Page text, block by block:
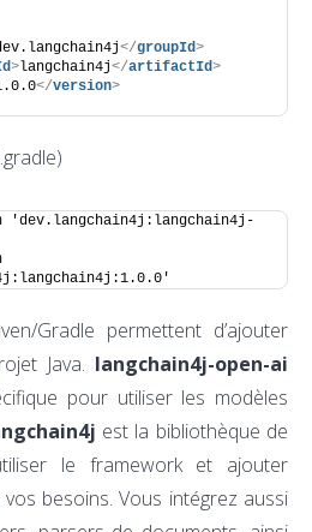
</groupId>
>langchain4j</artifactId>
</version>
'dev.langchain4j:langchain4j-
Gradle permettent d’ajouter
Java. langchain4j-open-ai
pour utiliser les modèles
est la bibliothèque de
le framework et ajouter
besoins. Vous intégrez aussi